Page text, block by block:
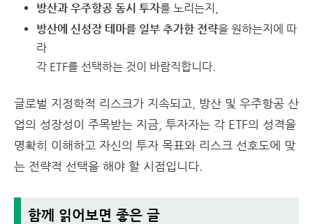
방산과 우주항공 동시 투자를 노리는지,
방산에 신성장 테마를 일부 추가한 전략을 원하는지에 따
라
각 ETF를 선택하는 것이 바람직합니다.
글로벌 지정학적 리스크가 지속되고, 방산 및 우주항공 산
업의 성장성이 주목받는 지금, 투자자는 각 ETF의 성격을
명확히 이해하고 자신의 투자 목표와 리스크 선호도에 맞
는 전략적 선택을 해야 할 시점입니다.
함께 읽어보면 좋은 글